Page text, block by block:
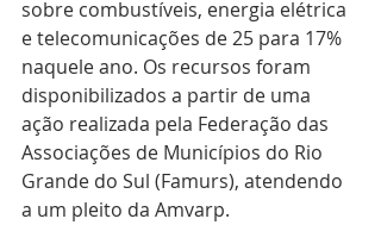
sobre combustíveis, energia elétrica
e telecomunicações de 25 para 17%
naquele ano. Os recursos foram
disponibilizados a partir de uma
ação realizada pela Federação das
Associações de Municípios do Rio
Grande do Sul (Famurs), atendendo
a um pleito da Amvarp.